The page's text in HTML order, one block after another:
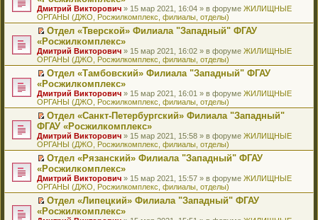
ю
б
щ
е
н
ю
м
у
с
о
б
щ
е
н
ю
т
а
н
н
м
у
с
о
б
щ
е
н
и
ю
п
р
о
ч
т
а
н
н
м
у
с
о
о
б
щ
е
н
ю
о
м
у
н
п
р
о
ч
т
а
н
н
о
м
у
с
о
б
щ
е
н
к
п
е
р
о
м
у
н
п
р
о
ч
и
т
а
н
н
м
у
с
о
р
е
й
т
к
п
е
р
о
м
у
н
е
п
р
о
ч
т
а
н
н
Дмитрий Викторович » 15 мар 2021, 16:04 » в форуме ЖИЛИЩНЫЕ
ОРГАНЫ (ДЖО, Росжилкомплекс, филиалы, отделы)
П
р
е
й
т
к
п
е
р
в
о
м
у
н
п
р
о
ч
Отдел «Тверской» Филиала "Западный" ФГАУ
«Росжилкомплекс»
Дмитрий Викторович » 15 мар 2021, 16:02 » в форуме ЖИЛИЩНЫЕ
ОРГАНЫ (ДЖО, Росжилкомплекс, филиалы, отделы)
П
р
е
й
т
и
к
п
е
р
о
м
у
н
Отдел «Тамбовский» Филиала "Западный" ФГАУ
«Росжилкомплекс»
Дмитрий Викторович » 15 мар 2021, 16:01 » в форуме ЖИЛИЩНЫЕ
ОРГАНЫ (ДЖО, Росжилкомплекс, филиалы, отделы)
П
е
р
е
й
т
к
п
е
р
Отдел «Санкт-Петербургский» Филиала "Западный"
ФГАУ «Росжилкомплекс»
Дмитрий Викторович » 15 мар 2021, 15:58 » в форуме ЖИЛИЩНЫЕ
ОРГАНЫ (ДЖО, Росжилкомплекс, филиалы, отделы)
П
р
е
й
т
Отдел «Рязанский» Филиала "Западный" ФГАУ
«Росжилкомплекс»
Дмитрий Викторович » 15 мар 2021, 15:57 » в форуме ЖИЛИЩНЫЕ
ОРГАНЫ (ДЖО, Росжилкомплекс, филиалы, отделы)
П
Отдел «Липецкий» Филиала "Западный" ФГАУ
«Росжилкомплекс»